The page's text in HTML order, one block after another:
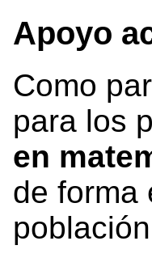
Apoyo
Como
para los
en
de forma